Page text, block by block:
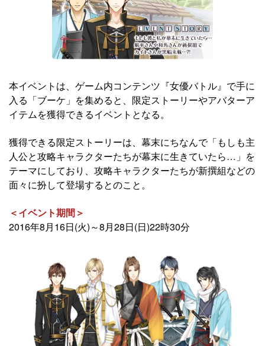
本イベントは、ゲーム内コンテンツ『女優バトル』で手に
入る「ブーケ」を集めると、限定ストーリーやアバターア
イテムを獲得できるイベントとなる。
獲得できる限定ストーリーは、幕末にちなんで「もしも主
人公と攻略キャラクターたちが幕末に生きていたら…」を
テーマにしており、攻略キャラクターたちが新撰組などの
面々に扮して登場するとのこと。
＜イベント期間＞
2016年8月16日(火)～8月28日(日)22時30分